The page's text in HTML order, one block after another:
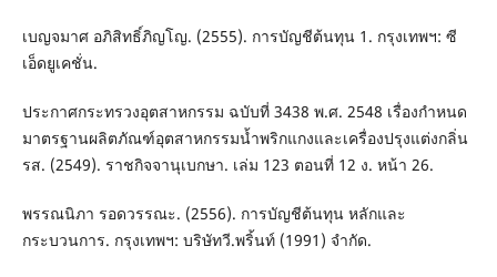
เบญจมาศ อภิสิทธิ์ภิญโญ. (2555). การบัญชีต้นทุน 1. กรุงเทพฯ: ซี
เอ็ดยูเคชั่น.
ประกาศกระทรวงอุตสาหกรรม ฉบับที่ 3438 พ.ศ. 2548 เรื่องกำหนด
มาตรฐานผลิตภัณฑ์อุตสาหกรรมน้ำพริกแกงและเครื่องปรุงแต่งกลิ่น
รส. (2549). ราชกิจจานุเบกษา. เล่ม 123 ตอนที่ 12 ง. หน้า 26.
พรรณนิภา รอดวรรณะ. (2556). การบัญชีต้นทุน หลักและ
กระบวนการ. กรุงเทพฯ: บริษัทวี.พริ้นท์ (1991) จำกัด.